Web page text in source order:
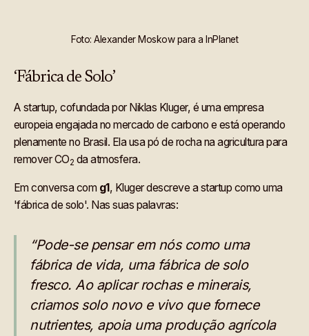
Foto: Alexander Moskow para a InPlanet
‘Fábrica de Solo’
A startup, cofundada por Niklas Kluger, é uma empresa
europeia engajada no mercado de carbono e está operando
plenamente no Brasil. Ela usa pó de rocha na agricultura para
remover CO2 da atmosfera.
Em conversa com g1, Kluger descreve a startup como uma
'fábrica de solo'. Nas suas palavras:
“Pode-se pensar em nós como uma
fábrica de vida, uma fábrica de solo
fresco. Ao aplicar rochas e minerais,
criamos solo novo e vivo que fornece
nutrientes, apoia uma produção agrícola